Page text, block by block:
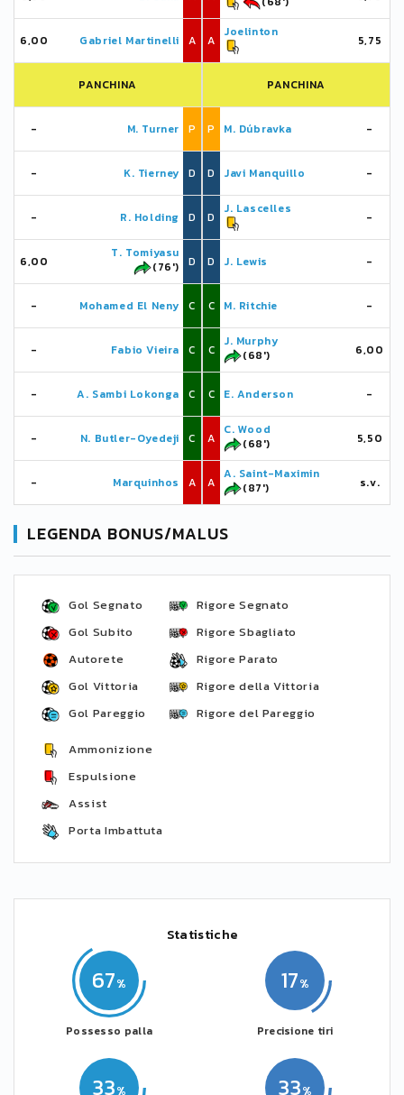
6,00 Gabriel Martinelli A
PANCHINA
- M. Turner P
- K. Tierney D
- R. Holding D
6,00
T. Tomiyasu
(76')
D
- Mohamed El Neny C
- Fabio Vieira C
- A. Sambi Lokonga C
- N. Butler-Oyedeji C
- Marquinhos A
A
Joelinton
5,75
PANCHINA
P M. Dúbravka -
D Javi Manquillo -
D
J. Lascelles
-
D J. Lewis -
C M. Ritchie -
C
J. Murphy
(68')
6,00
C E. Anderson -
A
C. Wood
(68')
5,50
A
A. Saint-Maximin
(87')
s.v.
LEGENDA BONUS/MALUS
Gol Segnato
Gol Subito
Autorete
Gol Vittoria
Gol Pareggio
Rigore Segnato
Rigore Sbagliato
Rigore Parato
Rigore della Vittoria
Rigore del Pareggio
Ammonizione
Espulsione
Assist
Porta Imbattuta
Statistiche
67
Possesso palla
33 33
17
Precisione tiri